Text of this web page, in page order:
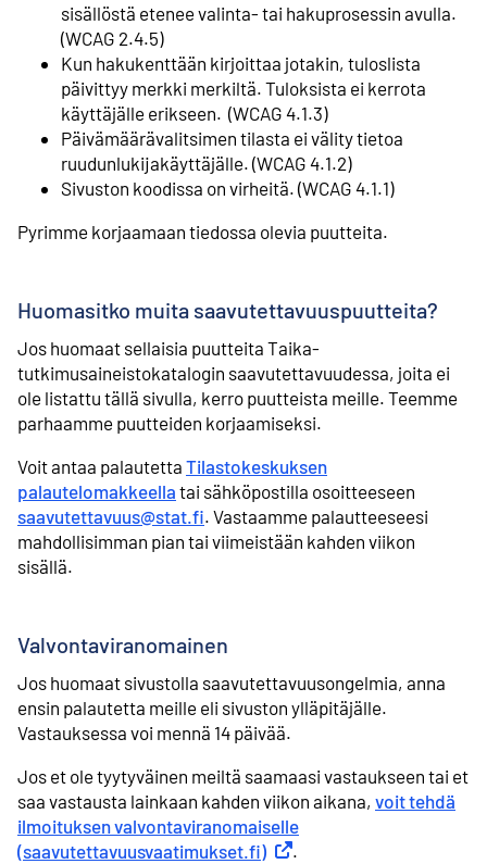
sisällöstä etenee valinta- tai hakuprosessin avulla.
(WCAG 2.4.5)
Kun hakukenttään kirjoittaa jotakin, tuloslista
päivittyy merkki merkiltä. Tuloksista ei kerrota
käyttäjälle erikseen. (WCAG 4.1.3)
Päivämäärävalitsimen tilasta ei välity tietoa
ruudunlukijakäyttäjälle. (WCAG 4.1.2)
Sivuston koodissa on virheitä. (WCAG 4.1.1)
Pyrimme korjaamaan tiedossa olevia puutteita.
Huomasitko muita saavutettavuuspuutteita?
Jos huomaat sellaisia puutteita Taika-
tutkimusaineistokatalogin saavutettavuudessa, joita ei
ole listattu tällä sivulla, kerro puutteista meille. Teemme
parhaamme puutteiden korjaamiseksi.
Voit antaa palautetta Tilastokeskuksen
palautelomakkeella tai sähköpostilla osoitteeseen
saavutettavuus@stat.fi. Vastaamme palautteeseesi
mahdollisimman pian tai viimeistään kahden viikon
sisällä.
Valvontaviranomainen
Jos huomaat sivustolla saavutettavuusongelmia, anna
ensin palautetta meille eli sivuston ylläpitäjälle.
Vastauksessa voi mennä 14 päivää.
Jos et ole tyytyväinen meiltä saamaasi vastaukseen tai et
saa vastausta lainkaan kahden viikon aikana, voit tehdä
ilmoituksen valvontaviranomaiselle
(saavutettavuusvaatimukset.fi) Ulkoinen linkki
.